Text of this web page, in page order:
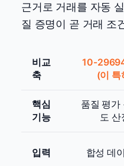
근거로 거래를 자동
질 증명이 곧 거래 조
비교
축
10-
(이 특
핵심
기능
품질 평가
도 산
입력 합성 데